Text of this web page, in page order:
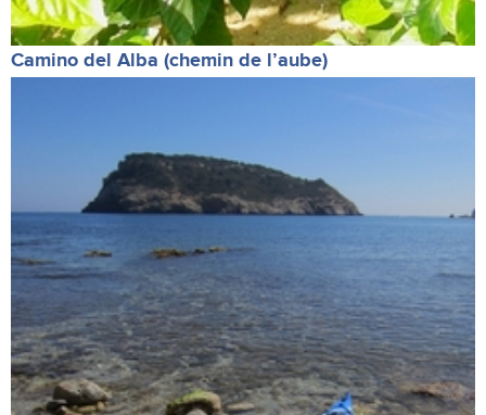
Camino del Alba (chemin de l’aube)